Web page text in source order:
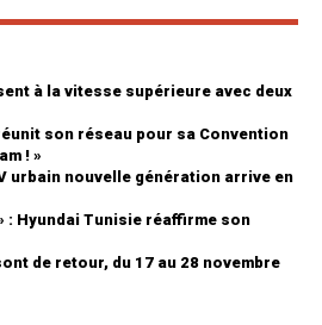
à la vitesse supérieure avec deux
son réseau pour sa Convention
! »
urbain nouvelle génération arrive en
: Hyundai Tunisie réaffirme son
de retour, du 17 au 28 novembre